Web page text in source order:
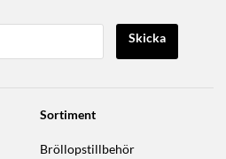
Skicka
Sortiment
Bröllopstillbehör